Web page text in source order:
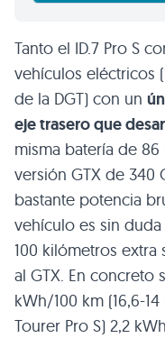
Tanto el ID.7 Pro S
vehículos eléctricos
de la DGT) con un
eje trasero que
misma batería de
versión GTX de 340
bastante potencia
vehículo es sin
100 kilómetros extra
al GTX. En concreto
kWh/100 km (16,6-
Tourer Pro S) 2,2